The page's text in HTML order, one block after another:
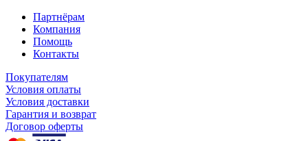
Партнёрам
Компания
Помощь
Контакты
Покупателям
Условия оплаты
Условия доставки
Гарантия и возврат
Договор оферты